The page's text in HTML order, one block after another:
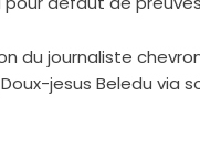
du journaliste
jesus Beledu via